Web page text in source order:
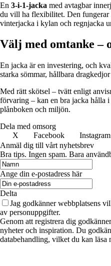
En 3-i-1-jacka med avtagbar
du vill ha flexibilitet. Den fungerar
vinterjacka i kylan och regnjacka
Välj med omtanke –
En jacka är en investering, och
starka sömmar, hållbara
Med rätt skötsel – tvätt enligt
förvaring – kan en bra jacka hålla
plånboken och miljön.
Dela med omsorg
X
Facebook Instagram
Anmäl dig till vårt nyhetsbrev
Bra tips. Ingen spam. Bara
Ange din e-postadress här
Delta
Jag godkänner webbplatsens
av personuppgifter.
Genom att registrera dig
nyheter och inspiration. Du
databehandling, vilket du kan läsa